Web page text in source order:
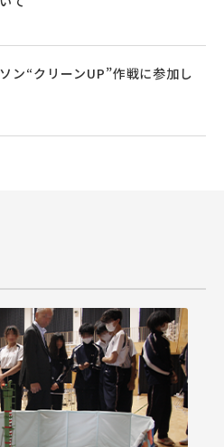
ン“クリーンUP”作戦に参加し